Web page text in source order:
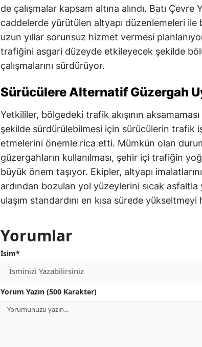
de çalışmalar kapsam altına alındı. Batı
caddelerde yürütülen altyapı düzenlemeleri ile
uzun yıllar sorunsuz hizmet vermesi
trafiğini asgari düzeyde etkileyecek şekilde
çalışmalarını sürdürüyor.
Sürücülere Alternatif Güzergah
Yetkililer, bölgedeki trafik akışının
şekilde sürdürülebilmesi için sürücülerin trafik
etmelerini önemle rica etti. Mümkün olan
güzergahların kullanılması, şehir içi trafiğin
büyük önem taşıyor. Ekipler, altyapı
ardından bozulan yol yüzeylerini sıcak
ulaşım standardını en kısa sürede
Yorumlar
İsim*
Yorum Yazın (500 Karakter)